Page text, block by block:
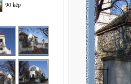
90 kép